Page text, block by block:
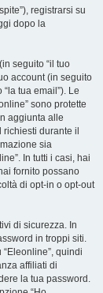
registrarsi su
dopo la
seguito “il tuo
account (in seguito
tua email”). Le
sono protette
aggiunta alle
durante il
sia
In tutti i casi, hai
fornito possano
di opt-in o opt-out
di sicurezza. In
in troppi siti.
quindi
affiliati di
la tua password.